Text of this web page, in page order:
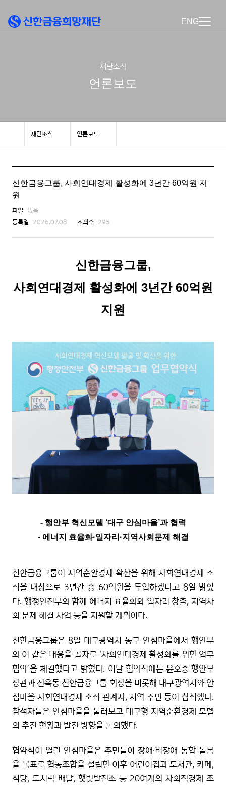
ENG
재단소식
언론보도
재단소식 언론보도
신한금융그룹, 사회연대경제 활성화에 3년간 60억원 지
원
파일 없음
등록일 2026.07.08 조회수 295
신한금융그룹,
사회연대경제 활성화에 3년간 60억원
지원
- 행안부 혁신모델 ‘대구 안심마을’과 협력
- 에너지 효율화·일자리·지역사회문제 해결
신한금융그룹이 지역순환경제 확산을 위해 사회연대경제 조
직을 대상으로 3년간 총 60억원을 투입하겠다고 8일 밝혔
다. 행정안전부와 함께 에너지 효율화와 일자리 창출, 지역사
회 문제 해결 사업 등을 지원할 계획이다.
신한금융그룹은 8일 대구광역시 동구 안심마을에서 행안부
와 이 같은 내용을 골자로 ‘사회연대경제 활성화를 위한 업무
협약’을 체결했다고 밝혔다. 이날 협약식에는 윤호중 행안부
장관과 진옥동 신한금융그룹 회장을 비롯해 대구광역시와 안
심마을 사회연대경제 조직 관계자, 지역 주민 등이 참석했다.
참석자들은 안심마을을 둘러보고 대구형 지역순환경제 모델
의 추진 현황과 발전 방향을 논의했다.
협약식이 열린 안심마을은 주민들이 장애·비장애 통합 돌봄
을 목표로 협동조합을 설립한 이후 어린이집과 도서관, 카페,
식당, 도시락 배달, 햇빛발전소 등 20여개의 사회적경제 조